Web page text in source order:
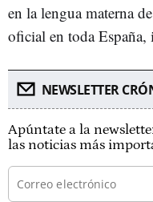
en la lengua materna
oficial en toda España,
NEWSLETTER
Apúntate a la
las noticias más